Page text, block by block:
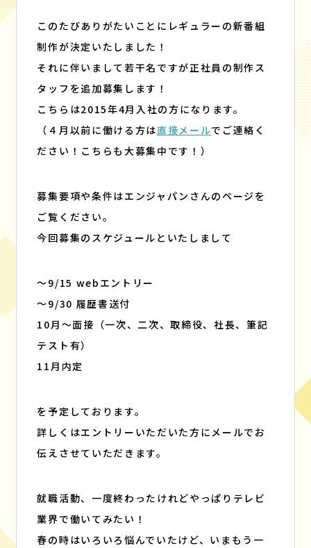
このたびありがたいことにレギュラーの新番組
制作が決定いたしました！
それに伴いまして若干名ですが正社員の制作ス
タッフを追加募集します！
こちらは2015年4月入社の方になります。
（４月以前に働ける方は直接メールでご連絡く
ださい！こちらも大募集中です！）
募集要項や条件はエンジャパンさんのページを
ご覧ください。
今回募集のスケジュールといたしまして
～9/15 webエントリー
～9/30 履歴書送付
10月～面接（一次、二次、取締役、社長、筆記
テスト有）
11月内定
を予定しております。
詳しくはエントリーいただいた方にメールでお
伝えさせていただきます。
就職活動、一度終わったけれどやっぱりテレビ
業界で働いてみたい！
春の時はいろいろ悩んでいたけど、いまもう一